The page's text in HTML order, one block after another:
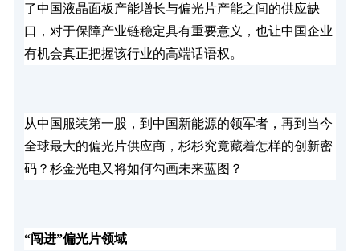
了中国液晶面板产能增长与偏光片产能之间的供应缺
口，对于保障产业链稳定具有重要意义，也让中国企业
有机会真正把握该行业的高端话语权。
从中国服装第一股，到中国新能源的领军者，再到当今
全球最大的偏光片供应商，杉杉究竟藏着怎样的创新密
码？杉金光电又将如何勾画未来蓝图？
“闯进”偏光片领域